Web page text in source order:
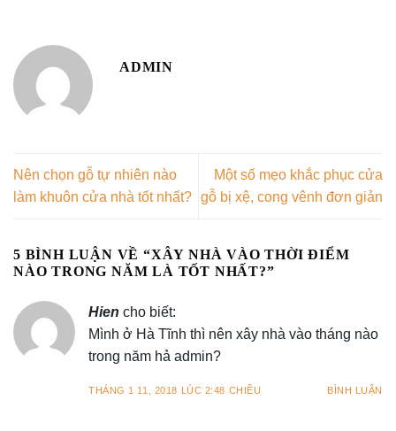
ADMIN
Nên chọn gỗ tự nhiên nào
làm khuôn cửa nhà tốt nhất?
Một số mẹo khắc phục cửa
gỗ bị xệ, cong vênh đơn giản
5 BÌNH LUẬN VỀ “XÂY NHÀ VÀO THỜI ĐIỂM
NÀO TRONG NĂM LÀ TỐT NHẤT?”
Hien cho biết:
Mình ở Hà Tĩnh thì nên xây nhà vào tháng nào
trong năm hả admin?
THÁNG 1 11, 2018 LÚC 2:48 CHIỀU BÌNH LUẬN